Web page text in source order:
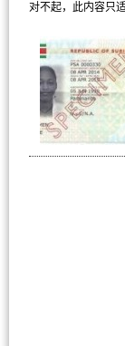
对不起，此内容只